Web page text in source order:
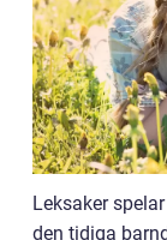
Leksaker
den tidiga